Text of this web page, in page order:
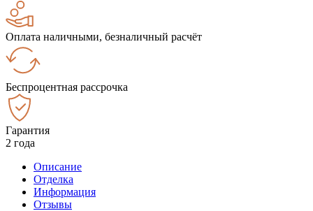
Оплата наличными, безналичный расчёт
Беспроцентная рассрочка
Гарантия
2 года
Описание
Отделка
Информация
Отзывы